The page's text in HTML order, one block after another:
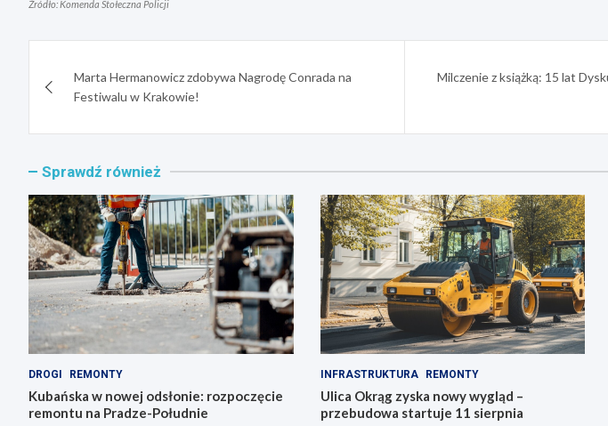
Źródło: Komenda Stołeczna Policji
wpisuMarta Hermanowicz zdobywa Nagrodę Conrada na
Festiwalu w Krakowie!
Milczenie z książką: 15 lat
Sprawdź również
DROGI REMONTY
Kubańska w nowej odsłonie: rozpoczęcie
remontu na Pradze-Południe
INFRASTRUKTURA REMONTY
Ulica Okrąg zyska nowy wygląd –
przebudowa startuje 11 sierpnia